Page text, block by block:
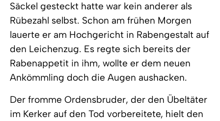
Säckel gesteckt hatte war kein anderer als
Rübezahl selbst. Schon am frühen Morgen
lauerte er am Hochgericht in Rabengestalt auf
den Leichenzug. Es regte sich bereits der
Rabenappetit in ihm, wollte er dem neuen
Ankömmling doch die Augen aushacken.
Der fromme Ordensbruder, der den Übeltäter
im Kerker auf den Tod vorbereitete, hielt den